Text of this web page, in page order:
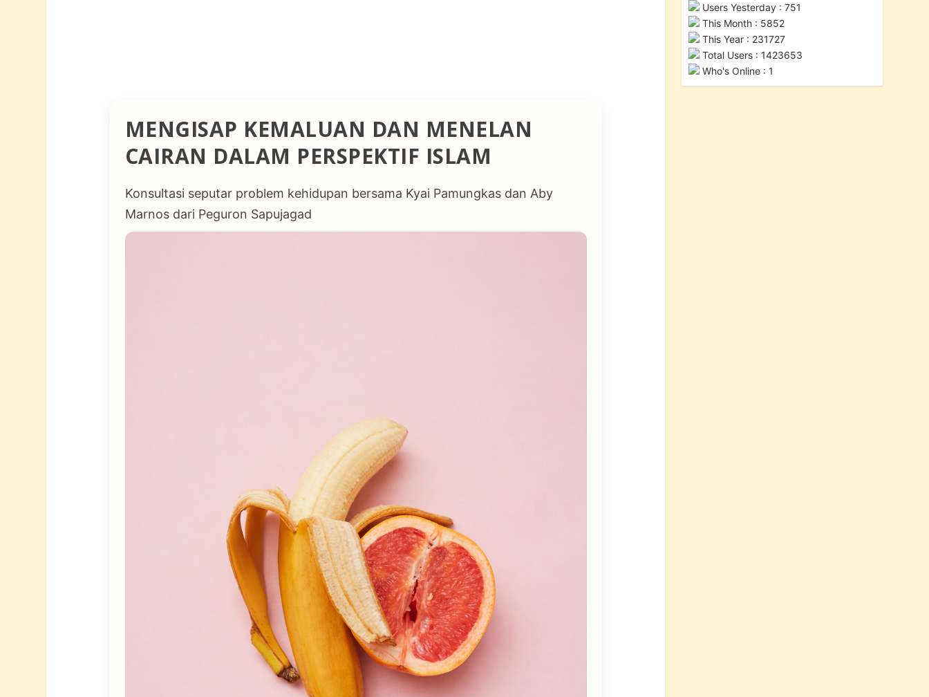
MENGISAP KEMALUAN DAN MENELAN
CAIRAN DALAM PERSPEKTIF ISLAM
Konsultasi seputar problem kehidupan bersama Kyai Pamungkas dan Aby
Marnos dari Peguron Sapujagad
Users Yesterday : 751
This Month : 5852
This Year : 231727
Total Users : 1423653
Who's Online : 1